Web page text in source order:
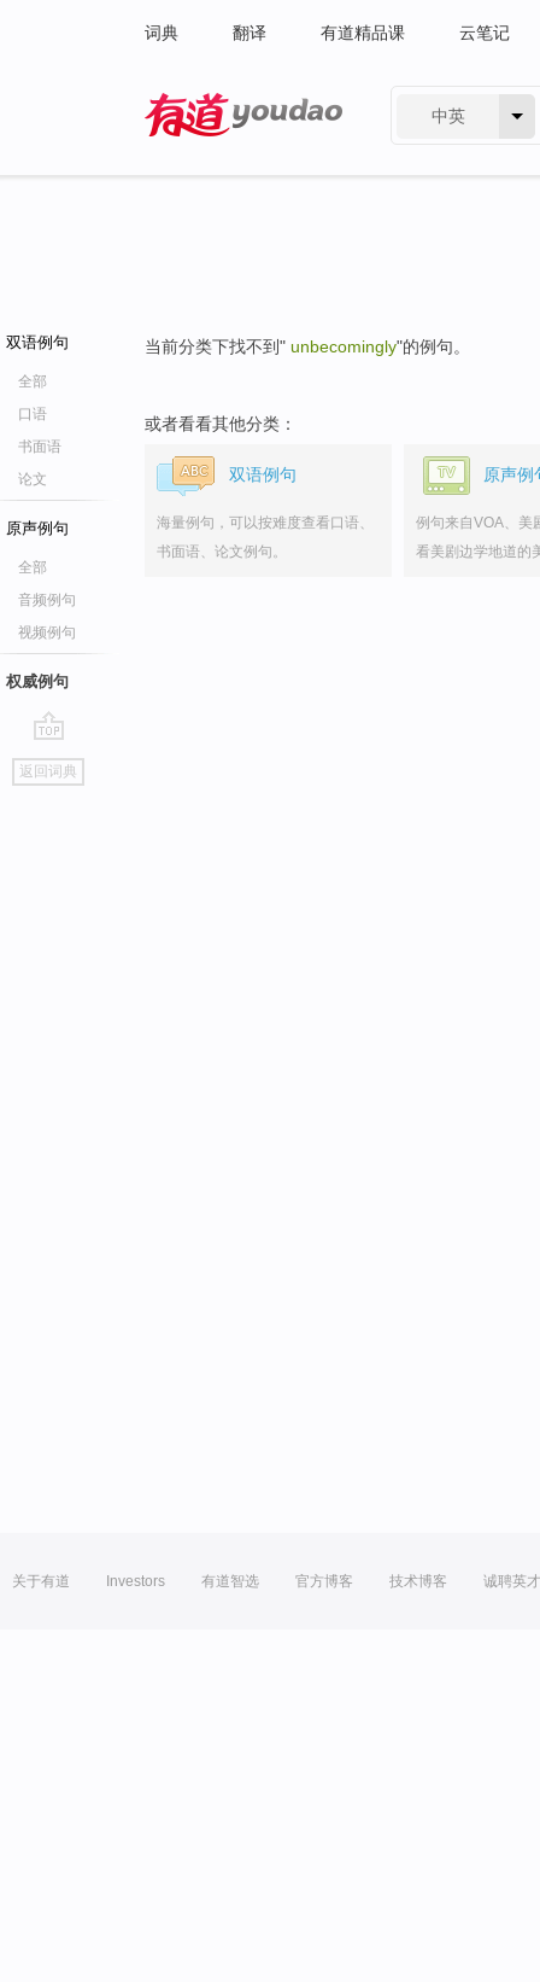
词典 翻译 有道精品课 云笔记
中英
双语例句
全部
口语
书面语
论文
原声例句
全部
音频例句
视频例句
权威例句
go
top
返回词典
当前分类下找不到" unbecomingly"的例句。
或者看看其他分类：
双语例句
海量例句，可以按难度查看口语、
书面语、论文例句。
原声例
例句来自VOA、美
看美剧边学地道的
关于有道 Investors 有道智选 官方博客 技术博客 诚聘英才